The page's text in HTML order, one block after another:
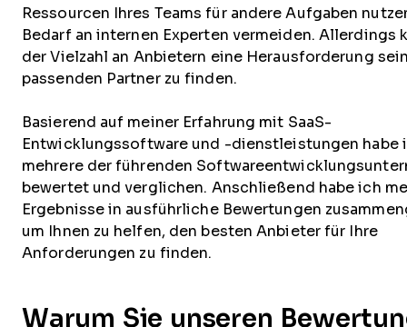
Ressourcen Ihres Teams für andere Aufgaben
Bedarf an internen Experten vermeiden. Allerdings
der Vielzahl an Anbietern eine Herausforderung
passenden Partner zu finden.
Basierend auf meiner Erfahrung mit SaaS-
Entwicklungssoftware und -dienstleistungen habe
mehrere der führenden
bewertet und verglichen. Anschließend habe ich
Ergebnisse in ausführliche Bewertungen
um Ihnen zu helfen, den besten Anbieter für Ihre
Anforderungen zu finden.
Warum Sie unseren